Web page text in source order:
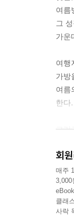
여름
그
가운
여행
가방
여름
한다
그리
놀
그런
옆길
회
매주
3,000
클래
사락